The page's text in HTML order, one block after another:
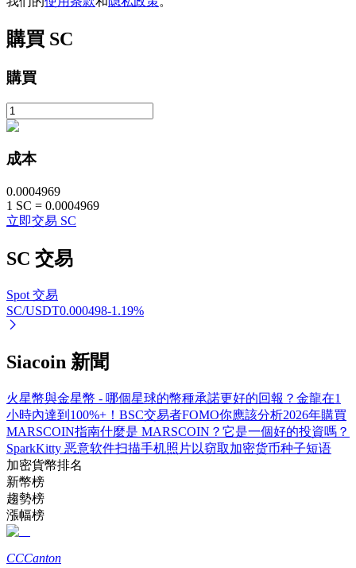
鎖倉BTR
借貸寶
定投理财
購買 SC
購買
成本
0.0004969
1 SC = 0.0004969
立即交易 SC
SC 交易
Spot 交易
SC/USDT0.000498-1.19%
Siacoin 新聞
火星幣與金星幣 - 哪個星球的幣種承諾更好的回報？ 金龍在1
小時內達到100%+！BSC交易者FOMO你應該分析2026年購買
MARSCOIN指南什麼是 MARSCOIN？它是一個好的投資嗎？
SparkKitty 恶意软件扫描手机照片以窃取加密货币种子短语
加密貨幣排名
新幣榜
趨勢榜
漲幅榜
CCCanton